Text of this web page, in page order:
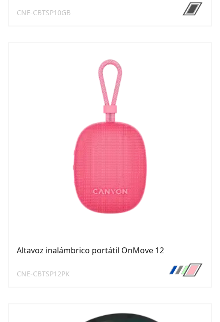
CNE-CBTSP10GB
Altavoz inalámbrico portátil OnMove 12
CNE-CBTSP12PK